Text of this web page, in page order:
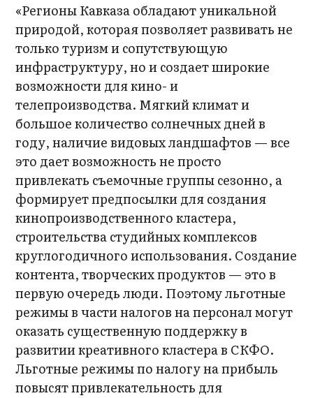
«Регионы Кавказа обладают уникальной
природой, которая позволяет развивать не
только туризм и сопутствующую
инфраструктуру, но и создает широкие
возможности для кино- и
телепроизводства. Мягкий климат и
большое количество солнечных дней в
году, наличие видовых ландшафтов — все
это дает возможность не просто
привлекать съемочные группы сезонно, а
формирует предпосылки для создания
кинопроизводственного кластера,
строительства студийных комплексов
круглогодичного использования. Создание
контента, творческих продуктов — это в
первую очередь люди. Поэтому льготные
режимы в части налогов на персонал могут
оказать существенную поддержку в
развитии креативного кластера в СКФО.
Льготные режимы по налогу на прибыль
повысят привлекательность для